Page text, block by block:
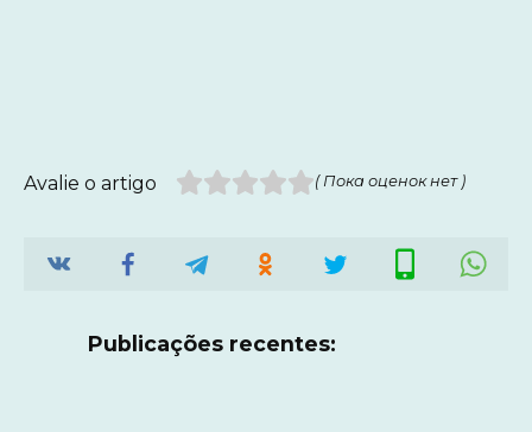
Avalie o artigo ( Пока оценок нет )
Publicações recentes: